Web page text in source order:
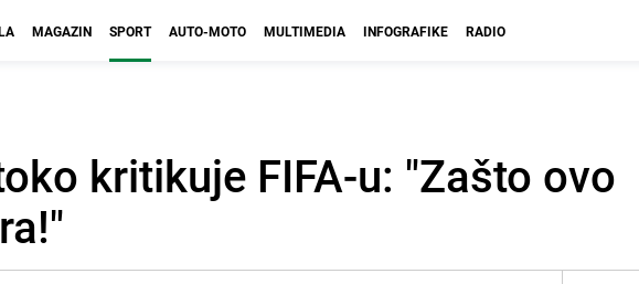
MAGAZIN SPORT AUTO-MOTO MULTIMEDIA INFOGRAFIKE RADIO
kritikuje FIFA-u: "Zašto ovo